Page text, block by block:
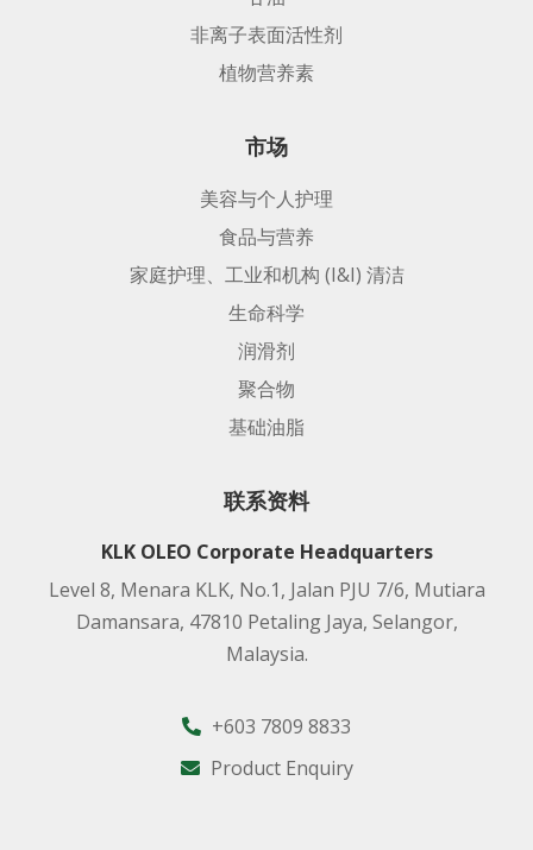
非离子表面活性剂
植物营养素
市场
美容与个人护理
食品与营养
家庭护理、工业和机构 (I&I) 清洁
生命科学
润滑剂
聚合物
基础油脂
联系资料
KLK OLEO Corporate Headquarters
Level 8, Menara KLK, No.1, Jalan PJU 7/6, Mutiara
Damansara, 47810 Petaling Jaya, Selangor,
Malaysia.
+603 7809 8833
Product Enquiry